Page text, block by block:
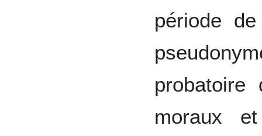
période
moraux